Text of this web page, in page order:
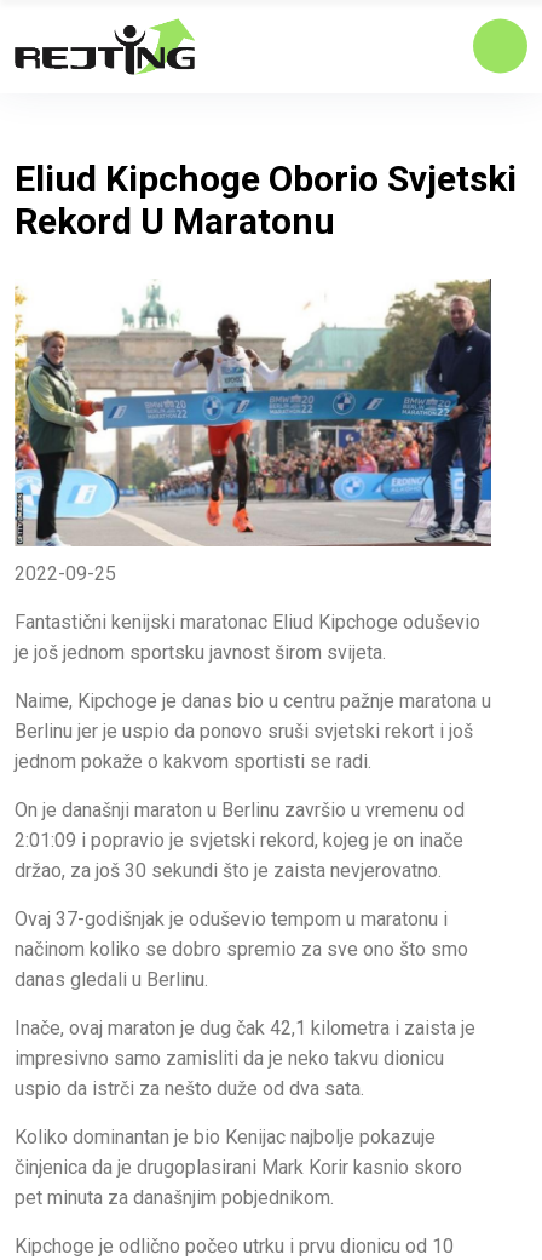
Eliud Kipchoge Oborio Svjetski
Rekord U Maratonu
2022-09-25
Fantastični kenijski maratonac Eliud Kipchoge oduševio
je još jednom sportsku javnost širom svijeta.
Naime, Kipchoge je danas bio u centru pažnje maratona u
Berlinu jer je uspio da ponovo sruši svjetski rekort i još
jednom pokaže o kakvom sportisti se radi.
On je današnji maraton u Berlinu završio u vremenu od
2:01:09 i popravio je svjetski rekord, kojeg je on inače
držao, za još 30 sekundi što je zaista nevjerovatno.
Ovaj 37-godišnjak je oduševio tempom u maratonu i
načinom koliko se dobro spremio za sve ono što smo
danas gledali u Berlinu.
Inače, ovaj maraton je dug čak 42,1 kilometra i zaista je
impresivno samo zamisliti da je neko takvu dionicu
uspio da istrči za nešto duže od dva sata.
Koliko dominantan je bio Kenijac najbolje pokazuje
činjenica da je drugoplasirani Mark Korir kasnio skoro
pet minuta za današnjim pobjednikom.
Kipchoge je odlično počeo utrku i prvu dionicu od 10